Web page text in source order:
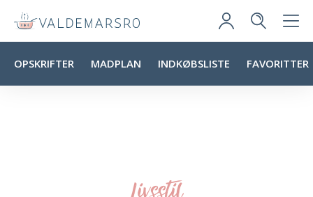
OPSKRIFTER MADPLAN INDKØBSLISTE FAVORITTER
Livsstil